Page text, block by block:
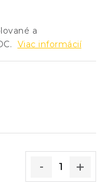
a
Viac informácií